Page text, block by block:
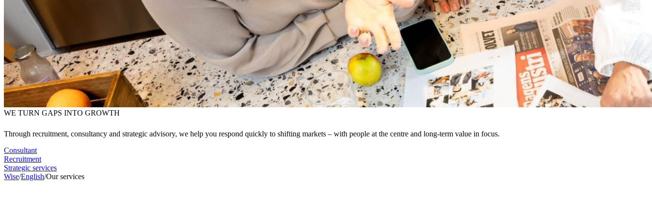
WE TURN GAPS INTO GROWTH
Through recruitment, consultancy and strategic advisory, we help you respond quickly to shifting markets – with people at the centre and long-term value in focus.
Consultant
Recruitment
Strategic services
Wise/English/Our services